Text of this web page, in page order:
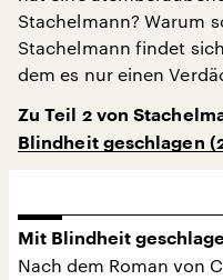
Stachelmann? Warum
Stachelmann findet
dem es nur einen
Zu Teil 2 von
Blindheit geschlagen
Mit Blindheit
Nach dem Roman von